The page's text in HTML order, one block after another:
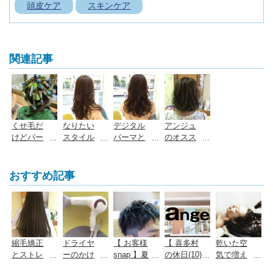
頭皮ケア スキンケア
関連記事
くせ毛だ
けどパー
くせ毛を
生かした
パーマと
は？ /
広島市安
佐南区上
安の美容
室・美容
なりたい
スタイル
の選び方
をお教え
しま
す！ /
広島市安
佐南区上
安の美容
室・美容
デジタル
パーマと
違いと
アンジュ
のオスス
おすすめ記事
縮毛矯正
とストレ
ドライヤ
ーのかけ
【 お客様
snap 】夏
【 喜多村
の休日(10)
乾いた空
気で増え